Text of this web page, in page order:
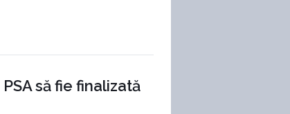
să fie finalizată